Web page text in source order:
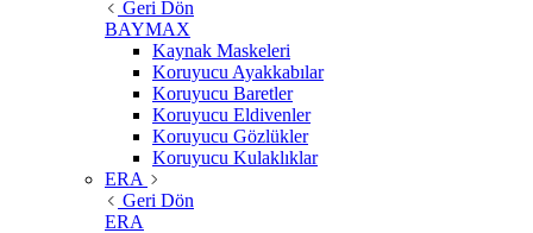
Geri Dön
BAYMAX
Kaynak Maskeleri
Koruyucu Ayakkabılar
Koruyucu Baretler
Koruyucu Eldivenler
Koruyucu Gözlükler
Koruyucu Kulaklıklar
ERA
Geri Dön
ERA